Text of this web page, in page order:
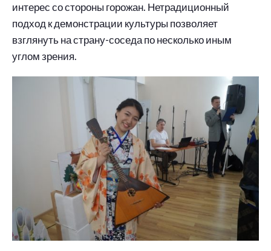
интерес со стороны горожан. Нетрадиционный
подход к демонстрации культуры позволяет
взглянуть на страну-соседа по несколько иным
углом зрения.